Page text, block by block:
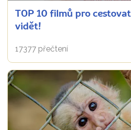
TOP 10 filmů pro
vidět!
17377 přečtení